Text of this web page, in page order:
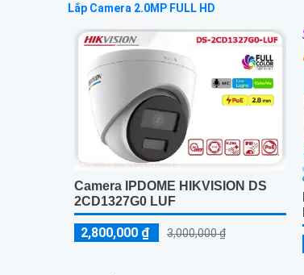
Lắp Camera 2.0MP FULL HD
Camera IPDOME HIKVISION DS
2CD1327G0 LUF
2,800,000 ₫ 3,000,000 ₫